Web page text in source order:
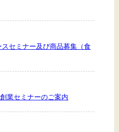
セミナー及び商品募集（食
業セミナーのご案内